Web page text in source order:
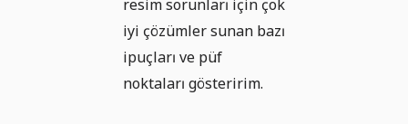
resim sorunları için çok
iyi çözümler sunan bazı
ipuçları ve püf
noktaları gösteririm.